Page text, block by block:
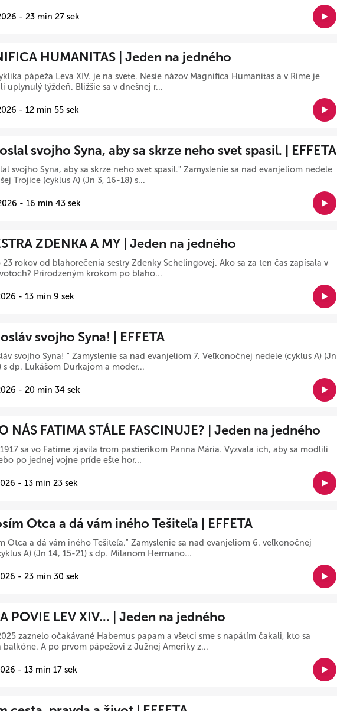
- 23 min 27 sek
HUMANITAS | Jeden na jedného
pápeža Leva XIV. je na svete. Nesie názov Magnifica Humanitas a v Ríme je
uplynulý týždeň. Bližšie sa v dnešnej r...
- 12 min 55 sek
svojho Syna, aby sa skrze neho svet spasil. | EFFETA
svojho Syna, aby sa skrze neho svet spasil." Zamyslenie sa nad evanjeliom nedele
Trojice (cyklus A) (Jn 3, 16-18) s...
- 16 min 43 sek
ZDENKA A MY | Jeden na jedného
rokov od blahorečenia sestry Zdenky Schelingovej. Ako sa za ten čas zapísala v
Prirodzeným krokom po blaho...
- 13 min 9 sek
svojho Syna! | EFFETA
svojho Syna! " Zamyslenie sa nad evanjeliom 7. Veľkonočnej nedele (cyklus A) (Jn
s dp. Lukášom Durkajom a moder...
- 20 min 34 sek
NÁS FATIMA STÁLE FASCINUJE? | Jeden na jedného
sa vo Fatime zjavila trom pastierikom Panna Mária. Vyzvala ich, aby sa modlili
po jednej vojne príde ešte hor...
- 13 min 23 sek
Otca a dá vám iného Tešiteľa | EFFETA
Otca a dá vám iného Tešiteľa." Zamyslenie sa nad evanjeliom 6. veľkonočnej
A) (Jn 14, 15-21) s dp. Milanom Hermano...
- 23 min 30 sek
POVIE LEV XIV... | Jeden na jedného
zaznelo očakávané Habemus papam a všetci sme s napätím čakali, kto sa
balkóne. A po prvom pápežovi z Južnej Ameriky z...
- 13 min 17 sek